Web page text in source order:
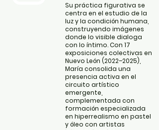
Su práctica figurativa se
centra en el estudio de la
luz y la condición humana,
construyendo imágenes
donde lo visible dialoga
con lo íntimo. Con 17
exposiciones colectivas en
Nuevo León (2022–2025),
María consolida una
presencia activa en el
circuito artístico
emergente,
complementada con
formación especializada
en hiperrealismo en pastel
y óleo con artistas